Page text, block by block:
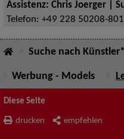
Assistenz: Chris Joerger |
Telefon: +49 228 50208-
Suche nach
Werbung - Models
Diese Seite
drucken empfehlen